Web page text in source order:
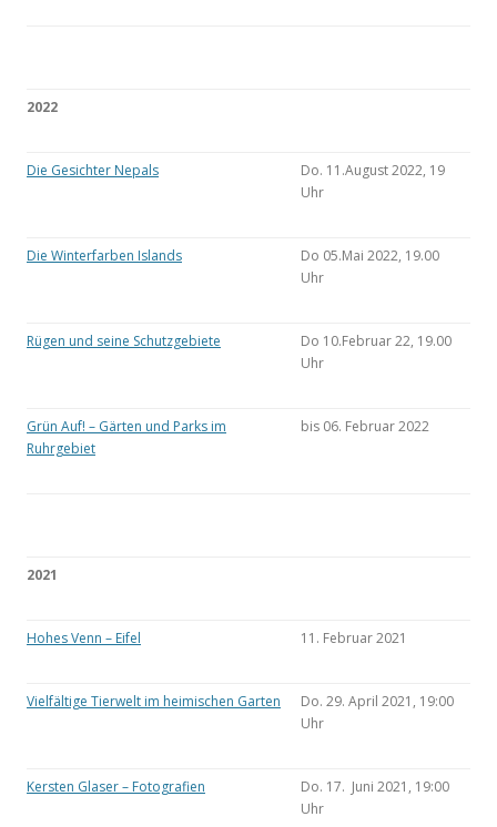
2022
Die Gesichter Nepals
Do. 11.August 2022, 19
Uhr
Die Winterfarben Islands
Do 05.Mai 2022, 19.00
Uhr
Rügen und seine Schutzgebiete
Do 10.Februar 22, 19.00
Uhr
Grün Auf! – Gärten und Parks im
Ruhrgebiet
bis 06. Februar 2022
2021
Hohes Venn – Eifel 11. Februar 2021
Vielfältige Tierwelt im heimischen Garten
Do. 29. April 2021, 19:00
Uhr
Kersten Glaser – Fotografien
Do. 17. Juni 2021, 19:00
Uhr